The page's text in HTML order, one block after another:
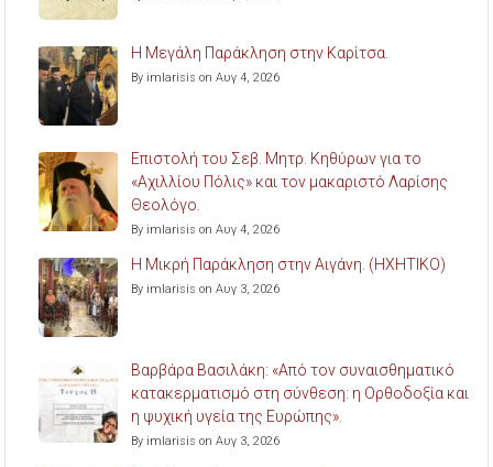
Η Μεγάλη Παράκληση στην Καρίτσα.
By imlarisis on Αυγ 4, 2026
Επιστολή του Σεβ. Μητρ. Κηθύρων για το
«Αχιλλίου Πόλις» και τον μακαριστό Λαρίσης
Θεολόγο.
By imlarisis on Αυγ 4, 2026
Η Μικρή Παράκληση στην Αιγάνη. (ΗΧΗΤΙΚΟ)
By imlarisis on Αυγ 3, 2026
Βαρβάρα Βασιλάκη: «Από τον συναισθηματικό
κατακερματισμό στη σύνθεση: η Ορθοδοξία και
η ψυχική υγεία της Ευρώπης».
By imlarisis on Αυγ 3, 2026